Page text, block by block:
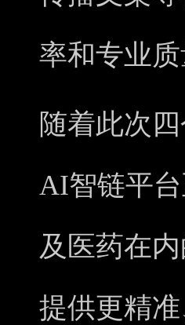
率和专业
随着此次
AI智链平
及医药在
提供更精